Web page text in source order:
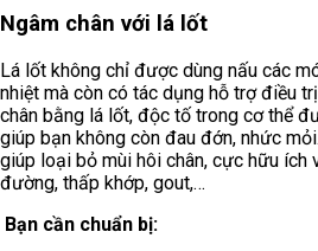
Ngâm chân với lá lốt
Lá lốt không chỉ được dùng nấu các
nhiệt mà còn có tác dụng hỗ trợ điều
chân bằng lá lốt, độc tố trong cơ thể
giúp bạn không còn đau đớn, nhức
giúp loại bỏ mùi hôi chân, cực hữu ích
đường, thấp khớp, gout,…
Bạn cần chuẩn bị: